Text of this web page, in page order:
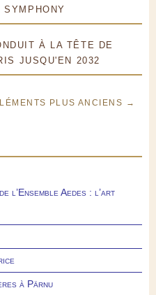
À LA TÊTE DE
JUSQU'EN 2032
PLUS ANCIENS →
l’Ensemble Aedes : l’art
à Pärnu